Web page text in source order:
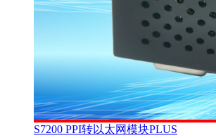
S7200 PPI转以太网模块PLUS